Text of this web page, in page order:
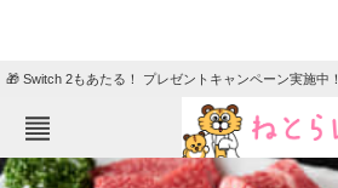
🎁 Switch 2もあたる！ プレゼントキャンペーン実施中！
ねとらぼメニュー